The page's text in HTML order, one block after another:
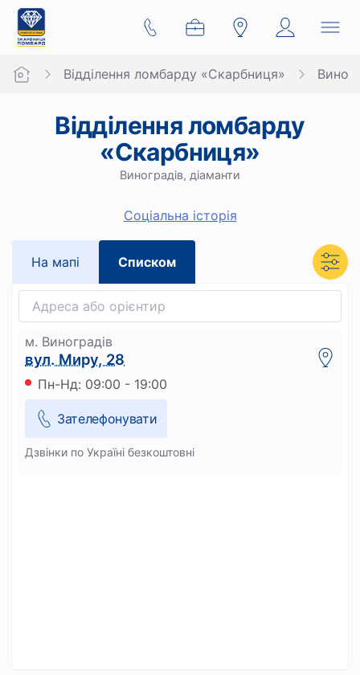
Відділення ломбарду «Скарбниця»
Відділення ломбарду
«Скарбниця»
Виноградів, діаманти
Cоціальна історія
На мапi Списком
м. Виноградів
вул. Миру, 28
Пн-Нд: 09:00 - 19:00
Зателефонувати
Дзвінки по Україні безкоштовні